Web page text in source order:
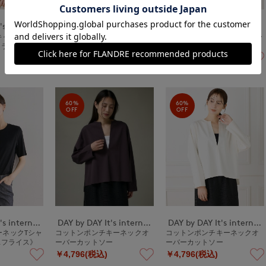
DAY by DAY It's international
ャミソール
イス》
DAY by DAY It's international
ベーシッククルーネックTシャ
ツ《スビン綿MIXフライス》
￥1,188(税込)
ベーシッククルーネックTシャ
ツ《スビン綿MIXフライス》
￥1,188(税込)
DAY by DAY It's international
ックTシャ
ライス》
60%
OFF
DAY by DAY It's international
コットンポンチキーネックオ
ーバーカットソー
￥4,796(税込)
60%
OFF
DAY by DAY It's international
コットンポンチキーネックオ
ーバーカットソー
￥4,796(税込)